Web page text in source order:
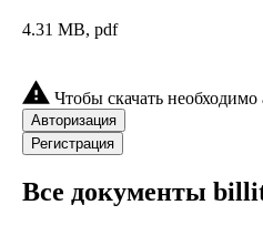
4.31 MB, pdf
Чтобы скачать необходимо
Авторизация
Регистрация
Все документы